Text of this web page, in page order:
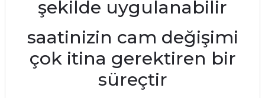
şekilde uygulanabilir
saatinizin cam değişimi
çok itina gerektiren bir
süreçtir